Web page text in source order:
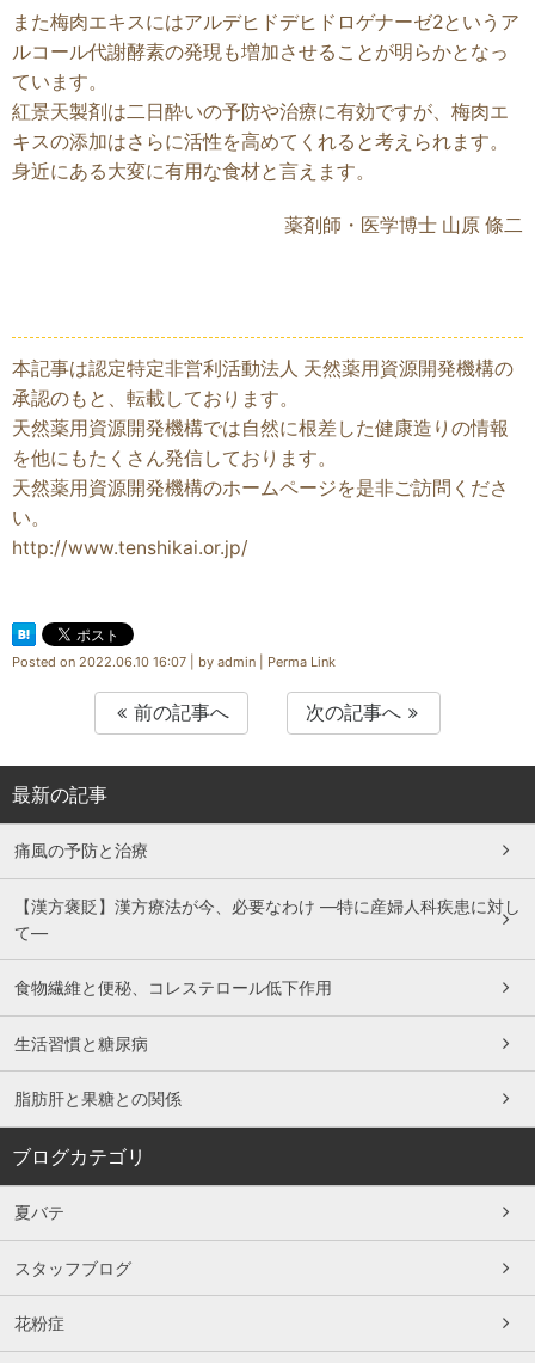
また梅肉エキスにはアルデヒドデヒドロゲナーゼ2というア
ルコール代謝酵素の発現も増加させることが明らかとなっ
ています。
紅景天製剤は二日酔いの予防や治療に有効ですが、梅肉エ
キスの添加はさらに活性を高めてくれると考えられます。
身近にある大変に有用な食材と言えます。
薬剤師・医学博士 山原 條二
本記事は認定特定非営利活動法人 天然薬用資源開発機構の
承認のもと、転載しております。
天然薬用資源開発機構では自然に根差した健康造りの情報
を他にもたくさん発信しております。
天然薬用資源開発機構のホームページを是非ご訪問くださ
い。
http://www.tenshikai.or.jp/
Posted on 2022.06.10 16:07 by admin Perma Link
前の記事へ 次の記事へ
最新の記事
痛風の予防と治療
【漢方褒貶】漢方療法が今、必要なわけ ―特に産婦人科疾患に対し
て―
食物繊維と便秘、コレステロール低下作用
生活習慣と糖尿病
脂肪肝と果糖との関係
ブログカテゴリ
夏バテ
スタッフブログ
花粉症